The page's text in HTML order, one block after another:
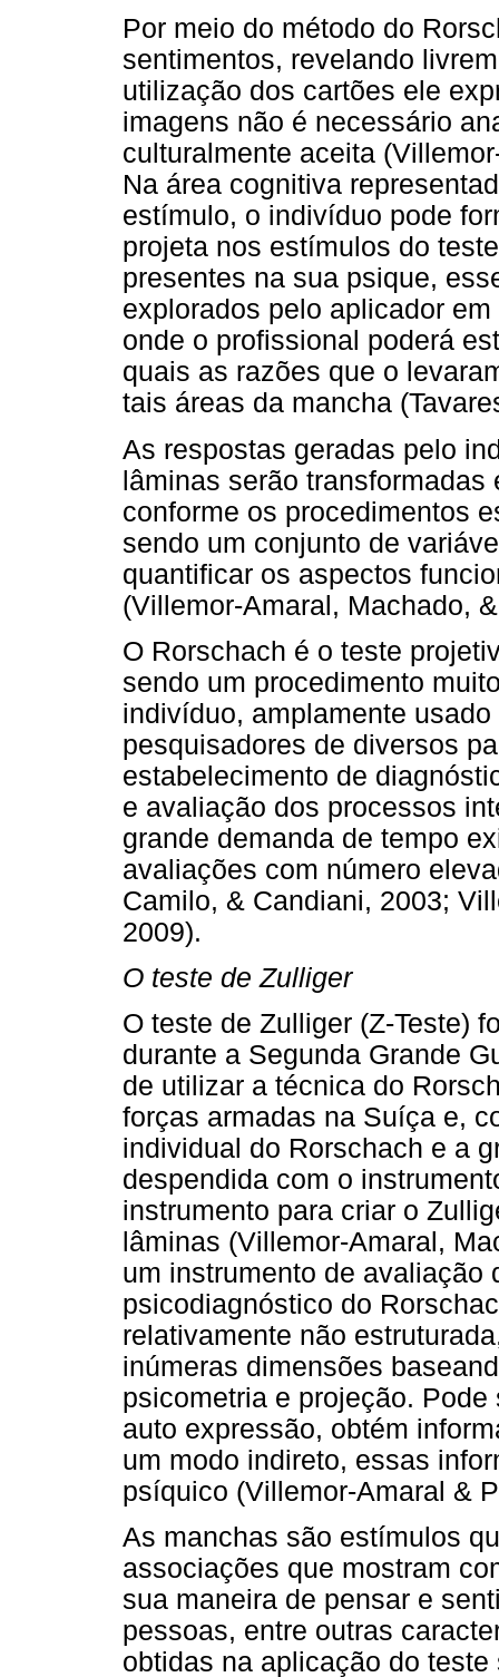
Por meio do método do
sentimentos, revelando
utilização dos cartões ele
imagens não é necessário
culturalmente aceita
Na área cognitiva
estímulo, o indivíduo pode
projeta nos estímulos do
presentes na sua psique,
explorados pelo aplicador
onde o profissional poderá
quais as razões que o
tais áreas da mancha
As respostas geradas pelo
lâminas serão
conforme os procedimentos
sendo um conjunto de
quantificar os aspectos
(Villemor-Amaral, Machado,
O Rorschach é o teste
sendo um procedimento
indivíduo, amplamente
pesquisadores de diversos
estabelecimento de
e avaliação dos processos
grande demanda de tempo
avaliações com número
Camilo, & Candiani, 2003;
2009).
O teste de Zulliger
O teste de Zulliger (Z-Teste)
durante a Segunda Grande
de utilizar a técnica do
forças armadas na Suíça e,
individual do Rorschach e a
despendida com o
instrumento para criar o
lâminas (Villemor-Amaral,
um instrumento de avaliação
psicodiagnóstico do
relativamente não
inúmeras dimensões
psicometria e projeção.
auto expressão, obtém
um modo indireto, essas
psíquico (Villemor-Amaral &
As manchas são estímulos
associações que mostram
sua maneira de pensar e
pessoas, entre outras
obtidas na aplicação do